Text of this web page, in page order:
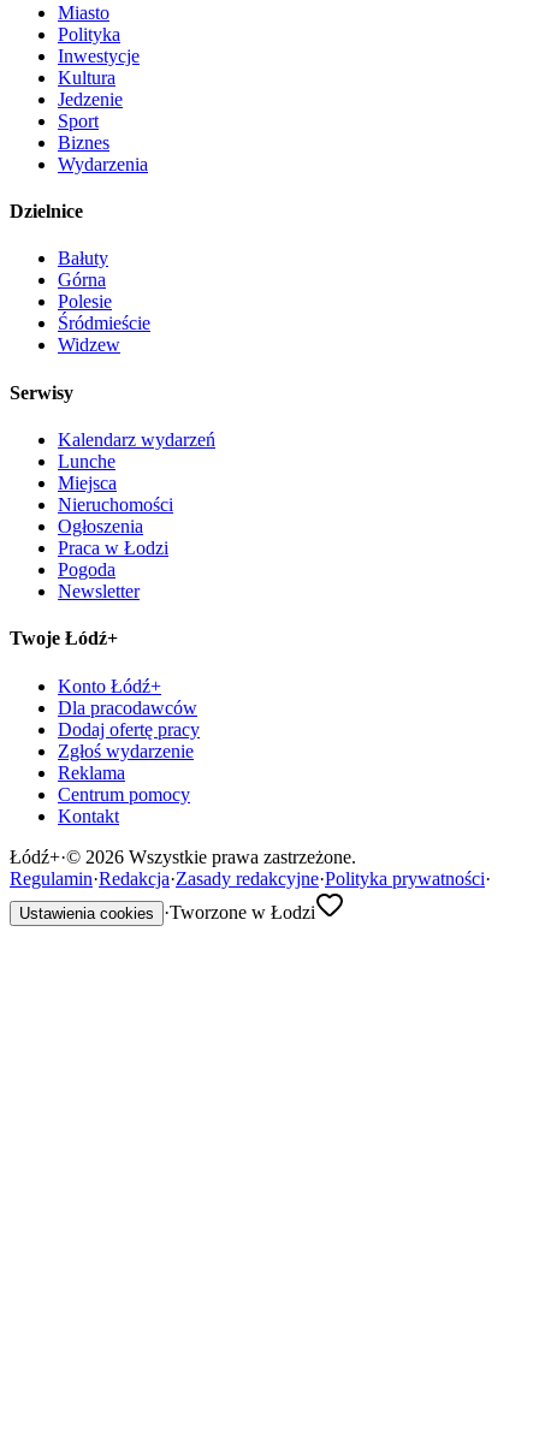
Miasto
Polityka
Inwestycje
Kultura
Jedzenie
Sport
Biznes
Wydarzenia
Dzielnice
Bałuty
Górna
Polesie
Śródmieście
Widzew
Serwisy
Kalendarz wydarzeń
Lunche
Miejsca
Nieruchomości
Ogłoszenia
Praca w Łodzi
Pogoda
Newsletter
Twoje Łódź+
Konto Łódź+
Dla pracodawców
Dodaj ofertę pracy
Zgłoś wydarzenie
Reklama
Centrum pomocy
Kontakt
Łódź+·© 2026 Wszystkie prawa zastrzeżone.
Regulamin·Redakcja·Zasady redakcyjne·Polityka prywatności·
Ustawienia cookies ·Tworzone w Łodzi